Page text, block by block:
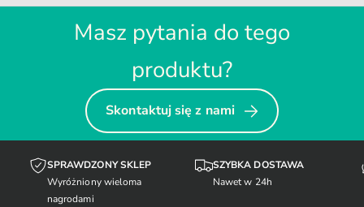
Masz pytania do tego
produktu?
Skontaktuj się z nami
SPRAWDZONY SKLEP
Wyróżniony wieloma
nagrodami
SZYBKA DOSTAWA
Nawet w 24h